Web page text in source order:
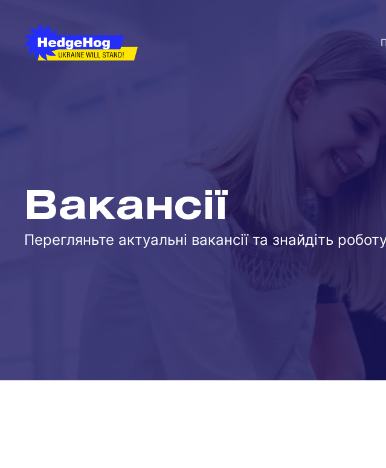
Вакансії
Перегляньте актуальні вакансії та знайдіть